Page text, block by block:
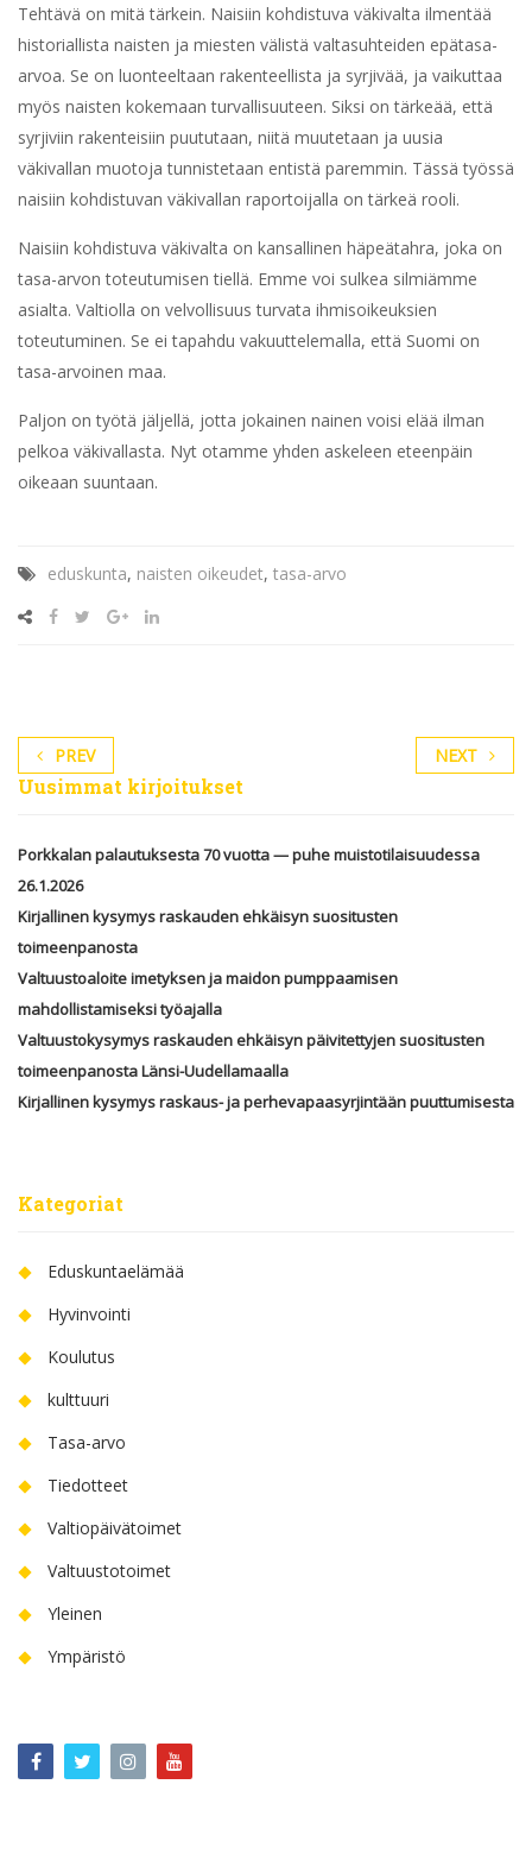
Tehtävä‌ ‌on‌ ‌mitä‌ ‌tärkein.‌ Naisiin‌ ‌kohdistuva ‌väkivalta ‌ilmentää‌
‌historiallista ‌naisten‌ ‌ja ‌miesten‌ ‌välistä‌ ‌valtasuhteiden‌ ‌epätasa-
arvoa.‌ ‌Se ‌on‌ ‌luonteeltaan‌ ‌rakenteellista ‌ja ‌syrjivää, ja vaikuttaa
myös naisten kokemaan turvallisuuteen.‌ ‌Siksi‌ ‌on‌ ‌tärkeää,‌ ‌että‌
‌syrjiviin‌ ‌rakenteisiin‌ ‌puututaan‌, ‌niitä‌ ‌muutetaan ja uusia
väkivallan muotoja tunnistetaan entistä paremmin.‌ ‌Tässä työssä
naisiin kohdistuvan väkivallan raportoijalla on tärkeä rooli.
Naisiin‌ ‌kohdistuva ‌väkivalta ‌on‌ ‌kansallinen‌ ‌häpeätahra, joka on
tasa-arvon toteutumisen tiellä. Emme voi sulkea silmiämme
asialta. ‌Valtiolla ‌on‌ ‌velvollisuus‌ ‌turvata ‌ihmisoikeuksien‌
‌toteutuminen.‌ ‌Se ‌ei‌ ‌tapahdu vakuuttelemalla,‌ ‌että‌ ‌Suomi‌ ‌on‌
‌tasa-arvoinen‌ ‌maa.‌
Paljon‌ ‌on‌ ‌työtä‌ ‌jäljellä,‌ ‌‌jotta ‌jokainen‌ ‌nainen‌ ‌voisi‌ ‌elää‌ ‌ilman‌
‌pelkoa ‌väkivallasta.‌‌ Nyt ‌otamme ‌yhden‌ ‌askeleen‌ ‌eteenpäin‌
‌oikeaan‌ ‌suuntaan.‌
eduskunta, naisten oikeudet, tasa-arvo
PREV NEXT
Uusimmat kirjoitukset
Porkkalan palautuksesta 70 vuotta — puhe muistotilaisuudessa
26.1.2026
Kirjallinen kysymys raskauden ehkäisyn suositusten
toimeenpanosta
Valtuustoaloite imetyksen ja maidon pumppaamisen
mahdollistamiseksi työajalla
Valtuustokysymys raskauden ehkäisyn päivitettyjen suositusten
toimeenpanosta Länsi-Uudellamaalla
Kirjallinen kysymys raskaus- ja perhevapaasyrjintään puuttumisesta
Kategoriat
Eduskuntaelämää
Hyvinvointi
Koulutus
kulttuuri
Tasa-arvo
Tiedotteet
Valtiopäivätoimet
Valtuustotoimet
Yleinen
Ympäristö